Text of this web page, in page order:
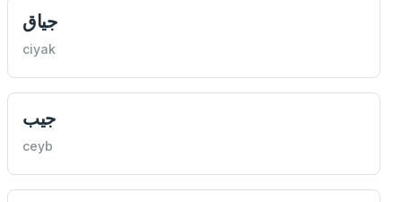
جياق
ciyak
جيب
ceyb